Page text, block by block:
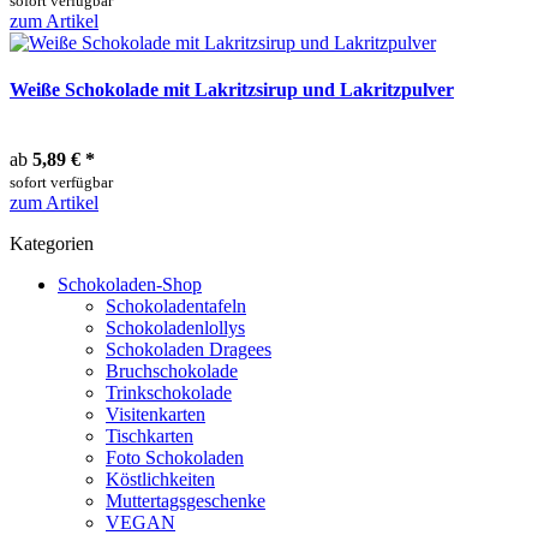
zum Artikel
Weiße Schokolade mit Lakritzsirup und Lakritzpulver
ab 5,89 € *
sofort verfügbar
zum Artikel
Kategorien
Schokoladen-Shop
Schokoladentafeln
Schokoladenlollys
Schokoladen Dragees
Bruchschokolade
Trinkschokolade
Visitenkarten
Tischkarten
Foto Schokoladen
Köstlichkeiten
Muttertagsgeschenke
VEGAN